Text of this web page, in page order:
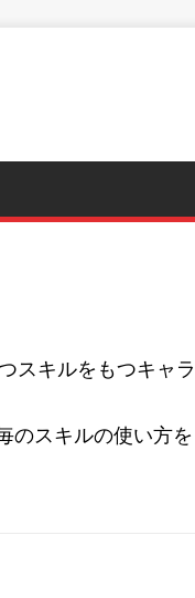
スキルをもつキャラ
のスキルの使い方を